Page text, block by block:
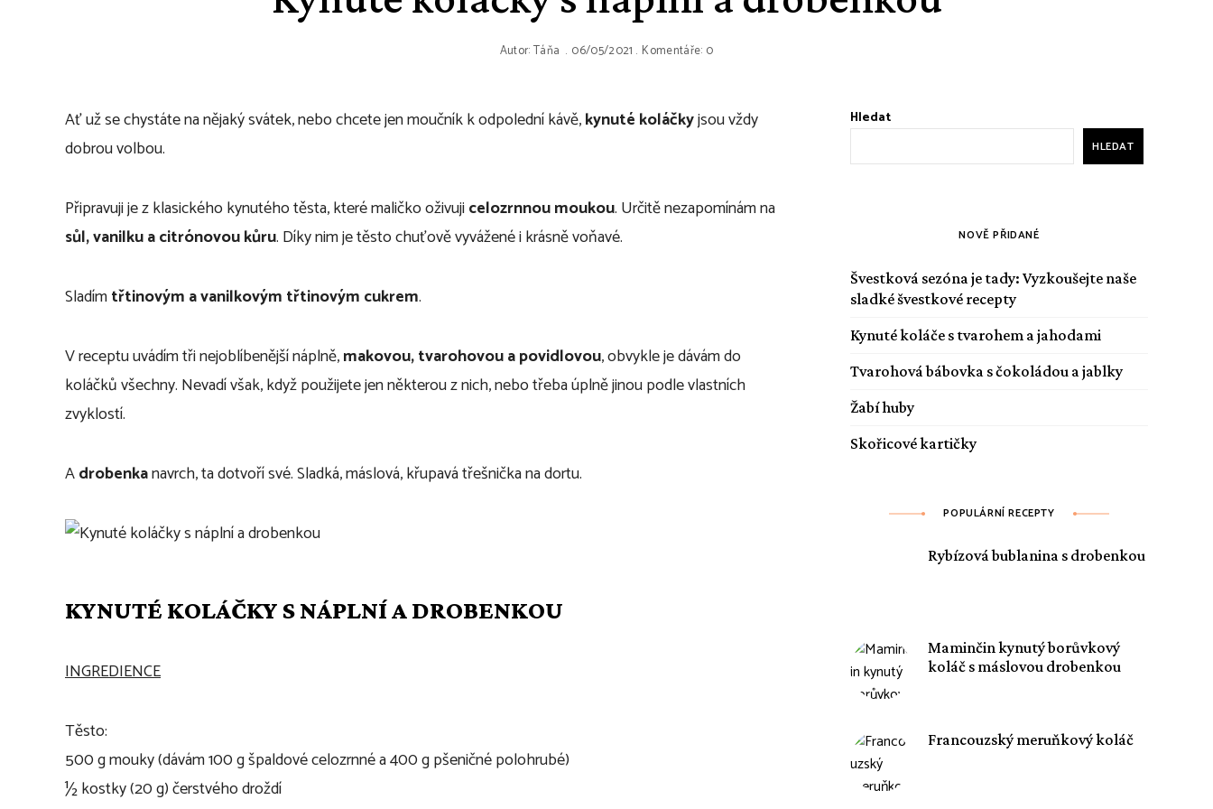
Autor:Táňa 06/05/2021 Komentáře: 0
Ať už se chystáte na nějaký svátek, nebo chcete jen moučník k odpolední kávě,kynuté koláčkyjsou vždy
dobrou volbou.
Připravuji je z klasického kynutého těsta, které maličko oživujicelozrnnou moukou. Určitě nezapomínám na
sůl, vanilku a citrónovou kůru. Díky nim je těsto chuťově vyvážené i krásně voňavé.
Sladímtřtinovým a vanilkovým třtinovým cukrem.
V receptu uvádím tři nejoblíbenější náplně,makovou, tvarohovou a povidlovou, obvykle je dávám do
koláčků všechny. Nevadí však, když použijete jen některou z nich, nebo třeba úplně jinou podle vlastních
zvyklostí.
Adrobenkanavrch, ta dotvoří své. Sladká, máslová, křupavá třešnička na dortu.
KYNUTÉ KOLÁČKY S NÁPLNÍ A DROBENKOU
INGREDIENCE
Těsto:
500 g mouky (dávám 100 g špaldové celozrnné a 400 g pšeničné polohrubé)
½ kostky (20 g) čerstvého droždí
Hledat
HLEDAT
NOVĚ PŘIDANÉ
Švestková sezóna je tady: Vyzkoušejte naše
sladké švestkové recepty
Kynuté koláče s tvarohem a jahodami
Tvarohová bábovka s čokoládou a jablky
Žabí huby
Skořicové kartičky
POPULÁRNÍ RECEPTY
Rybízová bublanina s drobenkou
Maminčin kynutý borůvkový
koláč s máslovou drobenkou
Francouzský meruňkový koláč